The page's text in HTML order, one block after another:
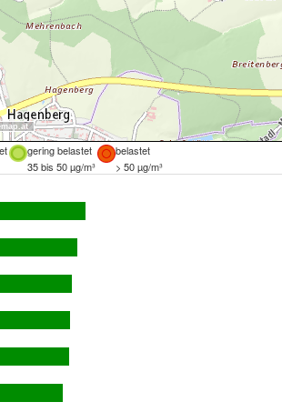
gering belastet
belastet
35 bis 50 µg/m³ > 50 µg/m³